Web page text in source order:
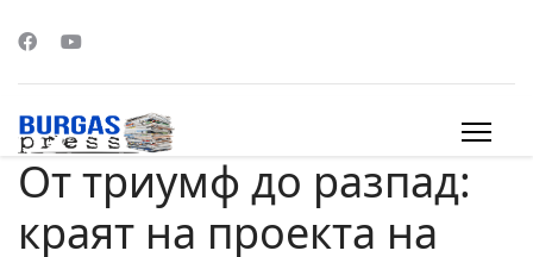
От триумф до разпад:
краят на проекта на